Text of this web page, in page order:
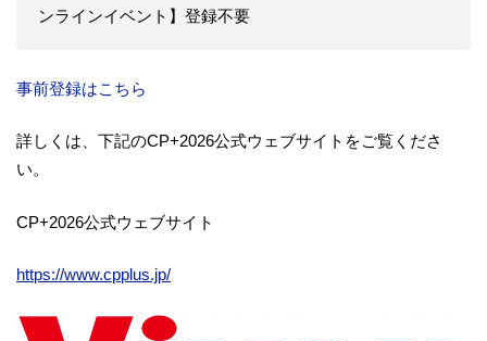
ンラインイベント】登録不要
事前登録はこちら
詳しくは、下記のCP+2026公式ウェブサイトをご覧くださ
い。
CP+2026公式ウェブサイト
https://www.cpplus.jp/